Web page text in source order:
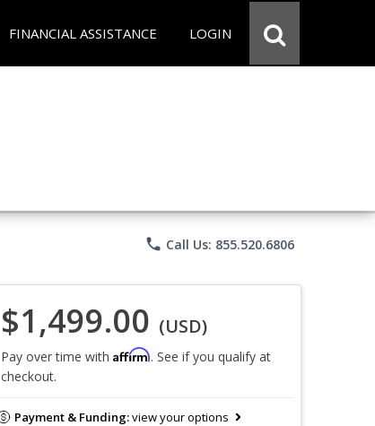
FINANCIAL ASSISTANCE LOGIN
phone Call Us: 855.520.6806
$1,499.00 (USD)
Pay over time with Affirm. See if you qualify at
checkout.
Payment & Funding:view your options